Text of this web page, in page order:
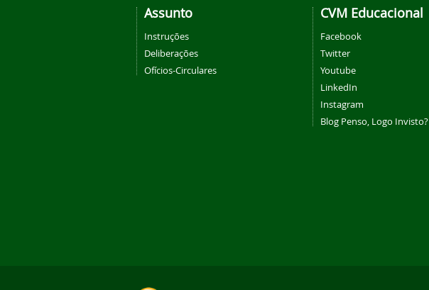
Assunto
Instruções
Deliberações
Ofícios-Circulares
CVM Educacional
Facebook
Twitter
Youtube
LinkedIn
Instagram
Blog Penso, Logo Invisto?